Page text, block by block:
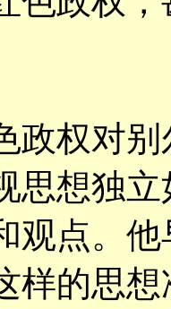
权对别
思想独
观点。
样的思